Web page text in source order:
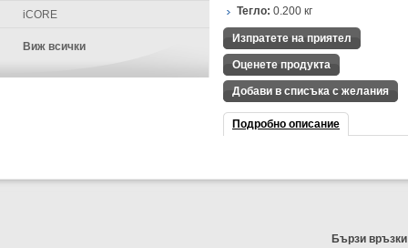
iCORE
Виж всички
Тегло: 0.200 кг
Изпратете на приятел
Оценете продукта
Добави в списъка с желания
Подробно описание
Бързи връзки